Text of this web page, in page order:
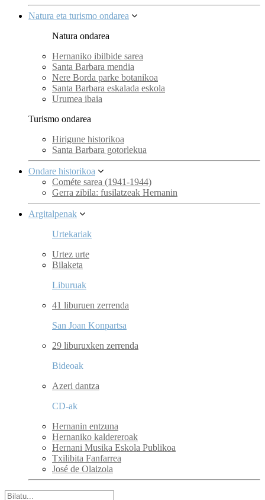
Natura eta turismo ondarea
Natura ondarea
Hernaniko ibilbide sarea
Santa Barbara mendia
Nere Borda parke botanikoa
Santa Barbara eskalada eskola
Urumea ibaia
Turismo ondarea
Hirigune historikoa
Santa Barbara gotorlekua
Ondare historikoa
Cométe sarea (1941-1944)
Gerra zibila: fusilatzeak Hernanin
Argitalpenak
Urtekariak
Urtez urte
Bilaketa
Liburuak
41 liburuen zerrenda
San Joan Konpartsa
29 liburuxken zerrenda
Bideoak
Azeri dantza
CD-ak
Hernanin entzuna
Hernaniko kaldereroak
Hernani Musika Eskola Publikoa
Txilibita Fanfarrea
José de Olaizola